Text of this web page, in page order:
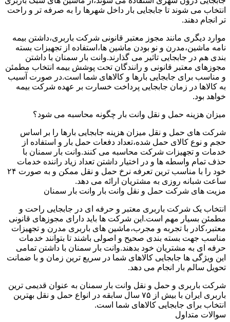
انتخاب می شوند تا جابجایی بار داخل شهرها را به صرفه تر و راحت
تر انجام دهند.
موارد دیگری مانند مجوز معتبر قانونی شرکت باربری،داشتن بیمه
نامه ماشین،مدرن و نو بودن ماشین ها،استفاده از تجهیزات بسته
بندی هم در جابجایی تاثیر می گذارند.وانت بار سمنان با داشتن
مجوزهای معتبر قانونی و رانندگان تحت پوشش بیمه انتخاب مطمئن
و مناسب برای جابجایی بارها و کالاهای شما است.در صورت آسیب
به کالاها در زمان جابجایی پرداخت خسارت بر عهده شرکت بیمه
خواهد بود.
میزان هزینه حمل و نقل وانت بار چگونه محاسبه می شود؟
شرکت های حمل و نقل میزان هزینه جابجایی بارها را بر اساس
حجم و نوع کالای حمل شده،تعداد دفعات حمل بار و استفاده از
خدمات و تجهیزات شرکت محاسبه می کنند.وانت بار سمنان با
حذف تمام واسطه ها و در اختیار داشتن تعداد زیاد راننده خدمات
خود را با مناسب ترین تعرفه نرخ حمل و نقل ممکن و به صورت ۲۴
ساعت شبانه روزی به مشتریان ارائه می دهد.
مزیت های شرکت حمل و نقل وانت بار وانت بار سمنان
انتخاب یک شرکت باربری معتبر و حرفه ای در جابجایی راحت و
مطمئن بسیار مهم است.این شرکت ها باید دارای مجوزهای قانونی
معتبر،کادر با تجربه و مجرب،ماشین های باربری مدرن و تجهیزات
مناسب جهت بسته بندی صحیح و اصولی باشند تا بتوانند خدمات
حرفه ای به مشتریان خود بدهند.وانت بار سمنان با داشتن تمامی
این ویژگی ها جابجایی کالاهای شما در سریع ترین زمان و با ضمانت
تحویل سالم بار انجام می دهد.
شرکت باربری و حمل و نقل وانت بار سمنان به عنوان قدیمی ترین
باربری ایران با بیش از ۷۵ سال سابقه در انواع حمل و نقل بهترین
انتخاب برای جابجایی کالاهای شما است.
سوالات متداول